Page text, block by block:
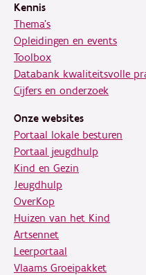
Kennis
Thema's
Opleidingen en events
Toolbox
Databank kwaliteitsvolle
Cijfers en onderzoek
Onze websites
Portaal lokale besturen
Portaal jeugdhulp
Kind en Gezin
Jeugdhulp
OverKop
Huizen van het Kind
Artsennet
Leerportaal
Vlaams Groeipakket